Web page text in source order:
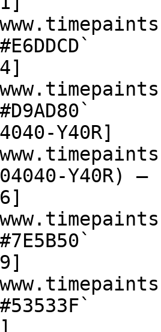
Y40R]
Y40R)